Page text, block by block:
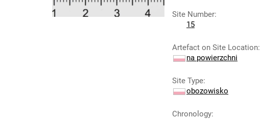
Site Number:
15
Artefact on Site Location:
na powierzchni
Site Type:
obozowisko
Chronology: